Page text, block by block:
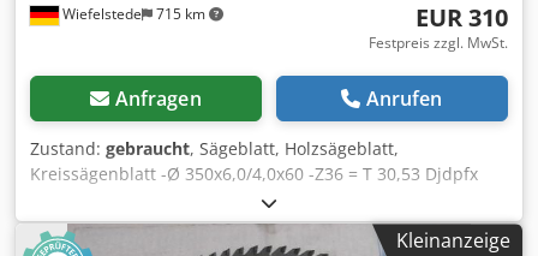
Wiefelstede 715 km EUR 310
Festpreis zzgl. MwSt.
Anfragen Anrufen
Zustand: gebraucht, Sägeblatt, Holzsägeblatt,
Kreissägenblatt -Ø 350x6,0/4,0x60 -Z36 = T 30,53 Djdpfx
Aieb Uhl Rj Tock -n max. 5500 -0599-99561709 -Preis: pro
Stück -Anzahl: 4x vorhanden -Gewicht: 6 kg/Stück
Kleinanzeige